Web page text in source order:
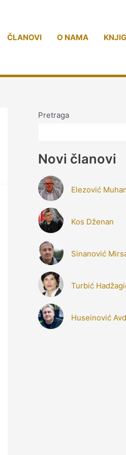
ČLANOVI O NAMA
Pretraga
Novi članovi
Elezović
Kos Dženan
Sinanović
Turbić
Huseinović